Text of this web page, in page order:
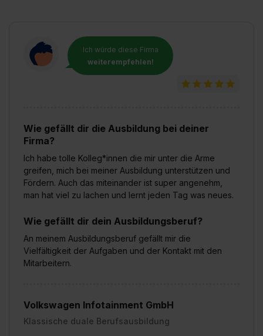
Ich würde diese Firma
weiterempfehlen!
Wie gefällt dir die Ausbildung bei deiner
Firma?
Ich habe tolle Kolleg*innen die mir unter die Arme
greifen, mich bei meiner Ausbildung unterstützen und
Fördern. Auch das miteinander ist super angenehm,
man hat viel zu lachen und lernt jeden Tag was neues.
Wie gefällt dir dein Ausbildungsberuf?
An meinem Ausbildungsberuf gefällt mir die
Vielfältigkeit der Aufgaben und der Kontakt mit den
Mitarbeitern.
Volkswagen Infotainment GmbH
Klassische duale Berufsausbildung